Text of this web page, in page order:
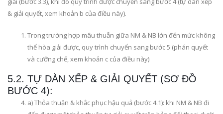
& giải quyết, xem khoản b của điều này).
Trong trường hợp mâu thuẫn giữa NM & NB lớn đến mức không
thể hòa giải được, quy trình chuyển sang bước 5 (phán quyết
và cưỡng chế, xem khoản c của điều này)
5.2. TỰ DÀN XẾP & GIẢI QUYẾT (SƠ ĐỒ
BƯỚC 4):
a) Thỏa thuận & khắc phục hậu quả (bước 4.1): khi NM & NB đi